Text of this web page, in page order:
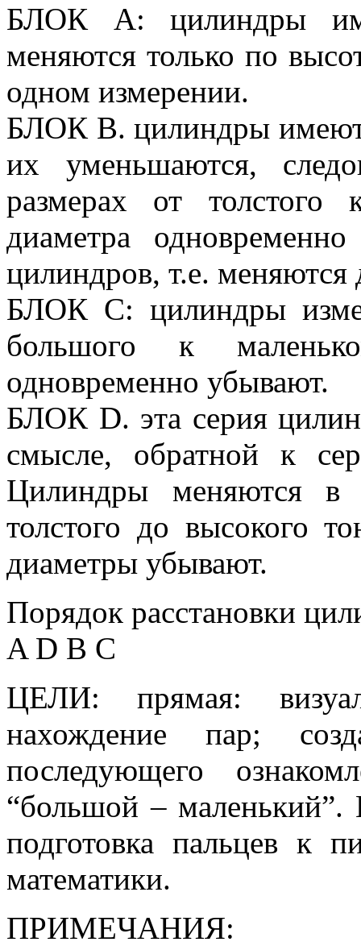
БЛОК А: цилиндры
меняются только по
одном измерении.
БЛОК В. цилиндры имеют
их уменьшаются,
размерах от
диаметра
цилиндров, т.е. меняются
БЛОК С: цилиндры
большого к
одновременно убывают.
БЛОК D. эта серия
смысле, обратной к
Цилиндры меняются в
толстого до высокого
диаметры убывают.
Порядок расстановки
A D В С
ЦЕЛИ: прямая:
нахождение пар;
последующего
“большой – маленький”.
подготовка пальцев к
математики.
ПРИМЕЧАНИЯ: